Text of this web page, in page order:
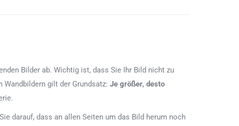
Bilder ab. Wichtig ist, dass Sie Ihr Bild nicht zu
gilt der Grundsatz: Je größer, desto
darauf, dass an allen Seiten um das Bild herum noch